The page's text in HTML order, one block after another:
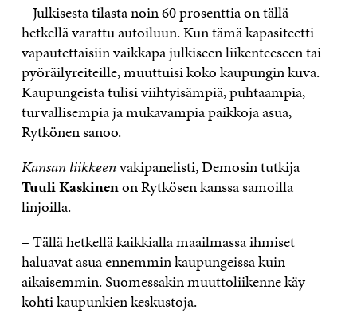
– Julkisesta tilasta noin 60 prosenttia on tällä
hetkellä varattu autoiluun. Kun tämä kapasiteetti
vapautettaisiin vaikkapa julkiseen liikenteeseen tai
pyöräilyreiteille, muuttuisi koko kaupungin kuva.
Kaupungeista tulisi viihtyisämpiä, puhtaampia,
turvallisempia ja mukavampia paikkoja asua,
Rytkönen sanoo.
Kansan liikkeenvakipanelisti, Demosin tutkija
Tuuli Kaskinenon Rytkösen kanssa samoilla
linjoilla.
– Tällä hetkellä kaikkialla maailmassa ihmiset
haluavat asua ennemmin kaupungeissa kuin
aikaisemmin. Suomessakin muuttoliikenne käy
kohti kaupunkien keskustoja.